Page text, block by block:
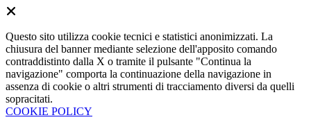
Questo sito utilizza cookie tecnici e statistici anonimizzati. La
chiusura del banner mediante selezione dell'apposito comando
contraddistinto dalla X o tramite il pulsante "Continua la
navigazione" comporta la continuazione della navigazione in
assenza di cookie o altri strumenti di tracciamento diversi da quelli
sopracitati.
COOKIE POLICY